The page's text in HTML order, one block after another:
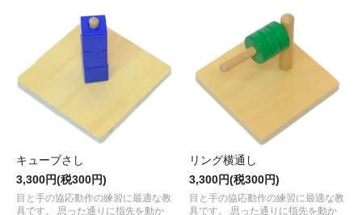
キューブさし
3,300円(税300円)
目と手の協応動作の練習に最適な教
具です。 思った通りに指先を動か
リング横通し
3,300円(税300円)
目と手の協応動作の練習に最適な教
具です。 思った通りに指先を動か